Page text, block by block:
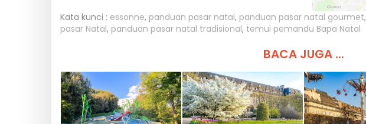
Kata kunci : essonne, panduan pasar natal, panduan pasar natal gourmet,
pasar Natal, panduan pasar natal tradisional, temui pemandu Bapa Natal
BACA JUGA ...